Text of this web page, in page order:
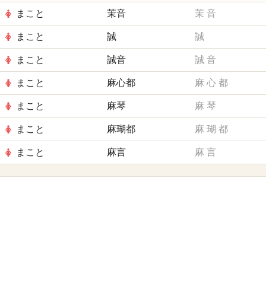
まこと 茉音 茉 音
まこと 誠 誠
まこと 誠音 誠 音
まこと 麻心都 麻 心 都
まこと 麻琴 麻 琴
まこと 麻瑚都 麻 瑚 都
まこと 麻言 麻 言